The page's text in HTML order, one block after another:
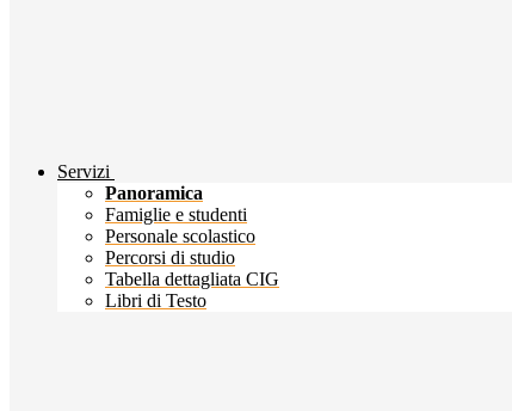
Servizi
Panoramica
Famiglie e studenti
Personale scolastico
Percorsi di studio
Tabella dettagliata CIG
Libri di Testo